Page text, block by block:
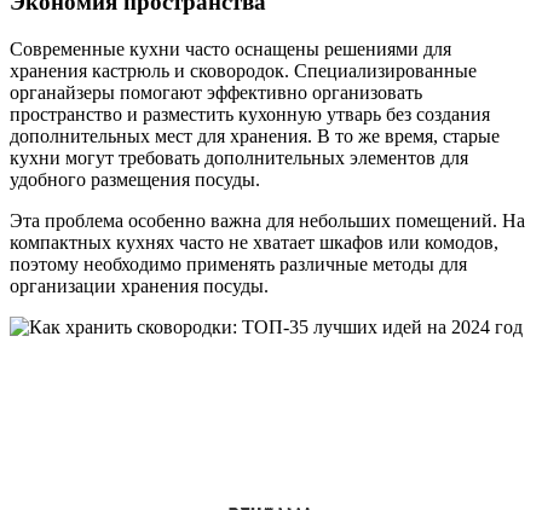
Современные кухни часто оснащены решениями для
хранения кастрюль и сковородок. Специализированные
органайзеры помогают эффективно организовать
пространство и разместить кухонную утварь без создания
дополнительных мест для хранения. В то же время, старые
кухни могут требовать дополнительных элементов для
удобного размещения посуды.
Эта проблема особенно важна для небольших помещений. На
компактных кухнях часто не хватает шкафов или комодов,
поэтому необходимо применять различные методы для
организации хранения посуды.